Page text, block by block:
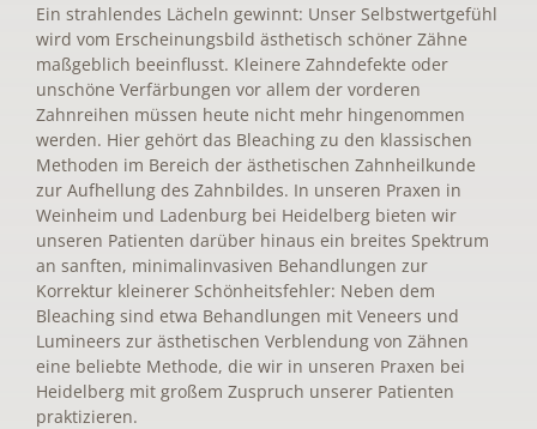
Ein strahlendes Lächeln gewinnt: Unser Selbstwertgefühl
wird vom Erscheinungsbild ästhetisch schöner Zähne
maßgeblich beeinflusst. Kleinere Zahndefekte oder
unschöne Verfärbungen vor allem der vorderen
Zahnreihen müssen heute nicht mehr hingenommen
werden. Hier gehört das Bleaching zu den klassischen
Methoden im Bereich der ästhetischen Zahnheilkunde
zur Aufhellung des Zahnbildes. In unseren Praxen in
Weinheim und Ladenburg bei Heidelberg bieten wir
unseren Patienten darüber hinaus ein breites Spektrum
an sanften, minimalinvasiven Behandlungen zur
Korrektur kleinerer Schönheitsfehler: Neben dem
Bleaching sind etwa Behandlungen mit Veneers und
Lumineers zur ästhetischen Verblendung von Zähnen
eine beliebte Methode, die wir in unseren Praxen bei
Heidelberg mit großem Zuspruch unserer Patienten
praktizieren.